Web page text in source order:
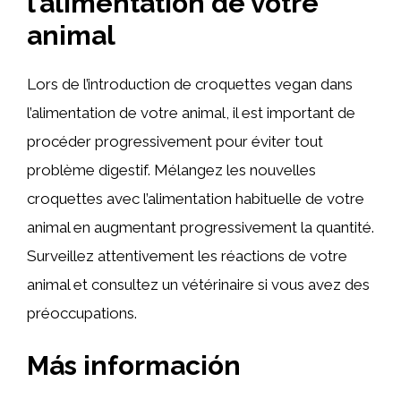
animal
Lors de l’introduction de croquettes vegan dans
l’alimentation de votre animal, il est important de
procéder progressivement pour éviter tout
problème digestif. Mélangez les nouvelles
croquettes avec l’alimentation habituelle de votre
animal en augmentant progressivement la quantité.
Surveillez attentivement les réactions de votre
animal et consultez un vétérinaire si vous avez des
préoccupations.
Más información